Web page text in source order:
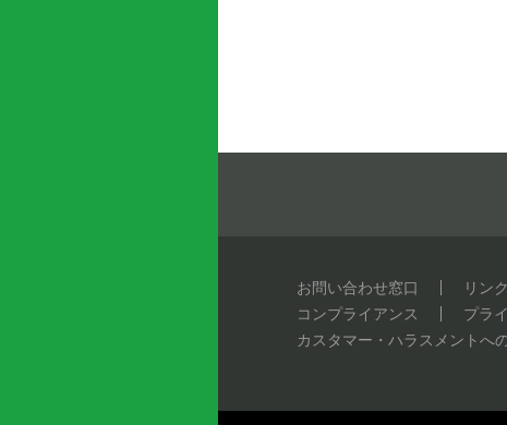
お問い合わせ窓口 リンク
コンプライアンス
プラ
カスタマー・ハラスメントへ